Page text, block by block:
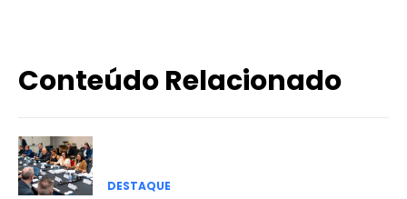
Conteúdo Relacionado
DESTAQUE